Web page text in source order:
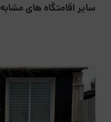
سایر اقامتگاه های مشابه